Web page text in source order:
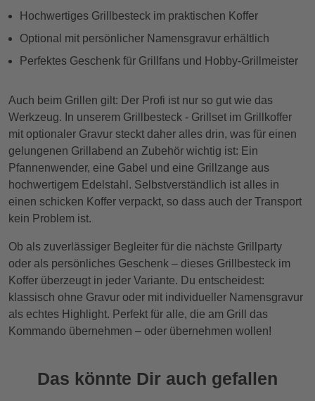
Hochwertiges Grillbesteck im praktischen Koffer
Optional mit persönlicher Namensgravur erhältlich
Perfektes Geschenk für Grillfans und Hobby-Grillmeister
Auch beim Grillen gilt: Der Profi ist nur so gut wie das
Werkzeug. In unserem Grillbesteck - Grillset im Grillkoffer
mit optionaler Gravur steckt daher alles drin, was für einen
gelungenen Grillabend an Zubehör wichtig ist: Ein
Pfannenwender, eine Gabel und eine Grillzange aus
hochwertigem Edelstahl. Selbstverständlich ist alles in
einen schicken Koffer verpackt, so dass auch der Transport
kein Problem ist.
Ob als zuverlässiger Begleiter für die nächste Grillparty
oder als persönliches Geschenk – dieses Grillbesteck im
Koffer überzeugt in jeder Variante. Du entscheidest:
klassisch ohne Gravur oder mit individueller Namensgravur
als echtes Highlight. Perfekt für alle, die am Grill das
Kommando übernehmen – oder übernehmen wollen!
Das könnte Dir auch gefallen